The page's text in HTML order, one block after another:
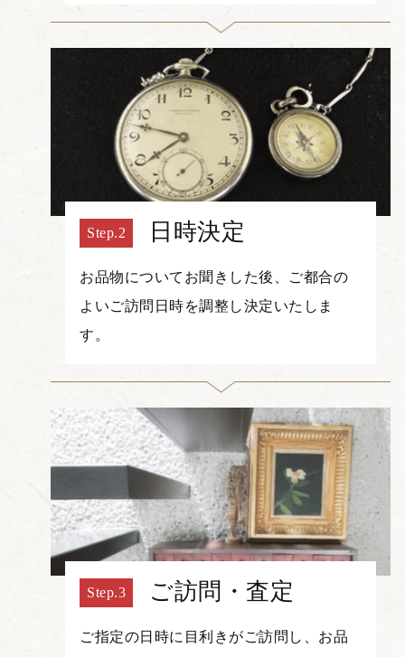
日時決定
お品物についてお聞きした後、ご都合の
よいご訪問日時を調整し決定いたしま
す。
ご訪問・査定
ご指定の日時に目利きがご訪問し、お品